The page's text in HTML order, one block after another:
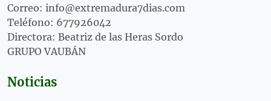
Correo: info@extremadura7dias.com
Teléfono: 677926042
Directora: Beatriz de las Heras Sordo
GRUPO VAUBÁN
Noticias